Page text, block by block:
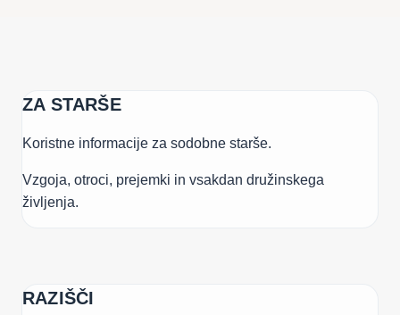
ZA STARŠE
Koristne informacije za sodobne starše.
Vzgoja, otroci, prejemki in vsakdan družinskega
življenja.
RAZIŠČI